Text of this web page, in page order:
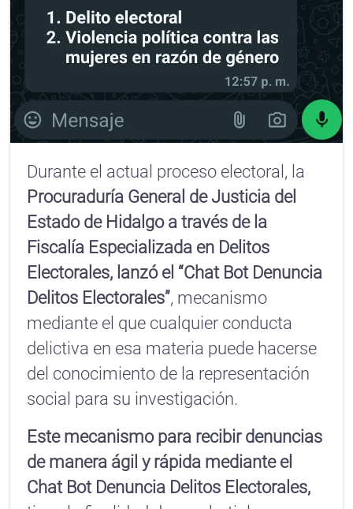
Durante el actual proceso electoral, la
Procuraduría General de Justicia del
Estado de Hidalgo a través de la
Fiscalía Especializada en Delitos
Electorales, lanzó el “Chat Bot Denuncia
Delitos Electorales”, mecanismo
mediante el que cualquier conducta
delictiva en esa materia puede hacerse
del conocimiento de la representación
social para su investigación.
Este mecanismo para recibir denuncias
de manera ágil y rápida mediante el
Chat Bot Denuncia Delitos Electorales,